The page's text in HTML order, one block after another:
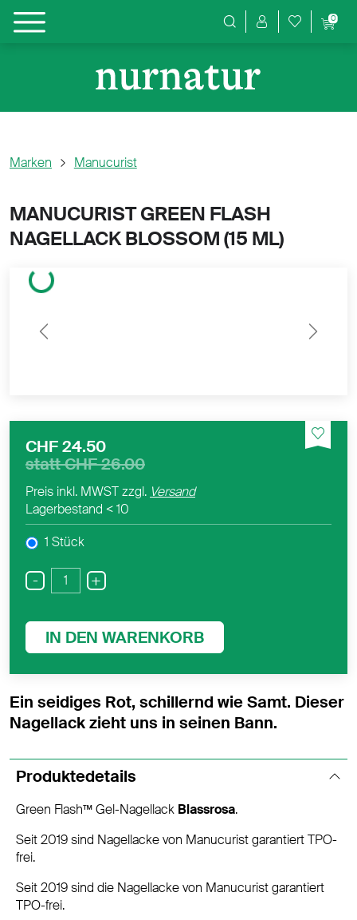
Produktsuche
0
Marken Manucurist
MANUCURIST GREEN FLASH
NAGELLACK BLOSSOM (15 ML)
Wird geladen...Previous Next
CHF 24.50
stattCHF 26.00
Preis inkl. MWST zzgl. Versand
Lagerbestand < 10
1 Stück
- +
IN DEN WARENKORB
Ein seidiges Rot, schillernd wie Samt. Dieser
Nagellack zieht uns in seinen Bann.
Produktedetails
Green Flash™ Gel-Nagellack Blassrosa.
Seit 2019 sind Nagellacke von Manucurist garantiert TPO-
frei.
Seit 2019 sind die Nagellacke von Manucurist garantiert
TPO-frei.